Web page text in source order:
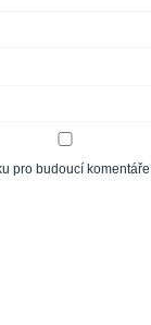
pro budoucí